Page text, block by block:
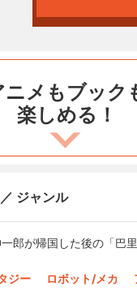
ニメもブック
楽しめる！
ジャンル
郎が帰国した後の「巴
ジー ロボット/メカ